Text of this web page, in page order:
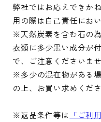
弊社ではお応えできか
用の際は自己責任にお
※天然炭素を含む石の
衣類に多少黒い成分が
で、ご注意くださいませ
※多少の混在物がある
の上、お買い求めくださ
※返品条件等は 「ご利